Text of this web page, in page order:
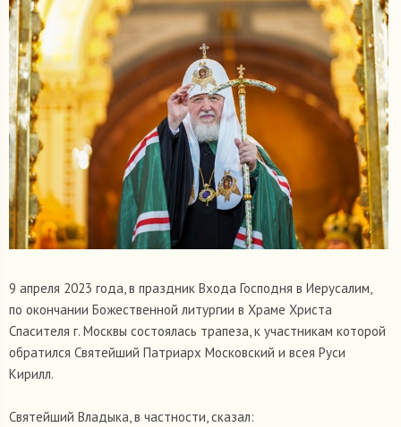
9 апреля 2023 года, в праздник Входа Господня в Иерусалим,
по окончании Божественной литургии в Храме Христа
Спасителя г. Москвы состоялась трапеза, к участникам которой
обратился Святейший Патриарх Московский и всея Руси
Кирилл.
Святейший Владыка, в частности, сказал: